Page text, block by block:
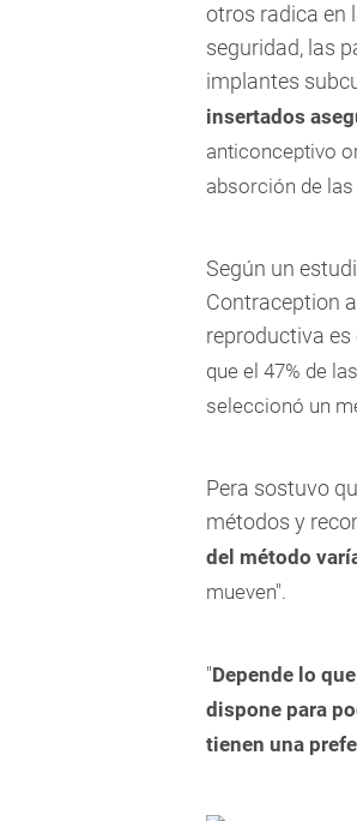
otros radica en
seguridad, las
implantes
insertados
anticonceptivo
absorción de
Según un
Contraception
reproductiva
que el 47% de
seleccionó un
Pera sostuvo
métodos y
del método
mueven".
"Depende lo
dispone para
tienen una